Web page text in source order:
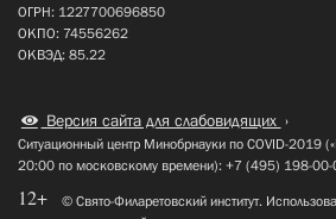
ОГРН: 1227700696850
ОКПО: 74556262
ОКВЭД: 85.22
Версия сайта для слабовидящих
Ситуационный центр Минобрнауки по COVID-2019
20:00 по московскому времени): +7 (495) 198-
12+
© Свято-Филаретовский институт.